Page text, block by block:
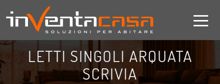
LETTI SINGOLI ARQUATA
SCRIVIA